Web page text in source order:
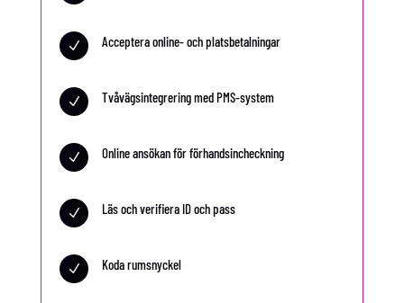
N Acceptera online- och platsbetalningar
N Tvåvägsintegrering med PMS-system
N Online ansökan för förhandsincheckning
N Läs och verifiera ID och pass
N Koda rumsnyckel